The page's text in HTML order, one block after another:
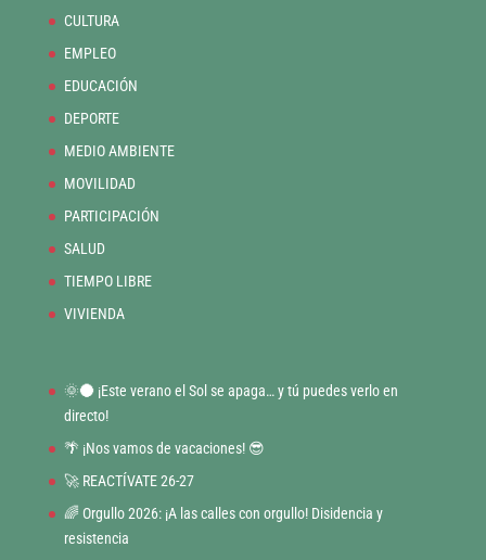
CULTURA
EMPLEO
EDUCACIÓN
DEPORTE
MEDIO AMBIENTE
MOVILIDAD
PARTICIPACIÓN
SALUD
TIEMPO LIBRE
VIVIENDA
🌞🌑 ¡Este verano el Sol se apaga… y tú puedes verlo en
directo!
🌴 ¡Nos vamos de vacaciones! 😎
🚀 REACTÍVATE 26-27
🌈 Orgullo 2026: ¡A las calles con orgullo! Disidencia y
resistencia